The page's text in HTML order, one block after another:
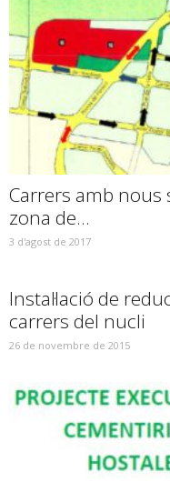
Carrers amb nous
zona de...
3 d'agost de 2017
Instal·lació de
carrers del nucli
26 de novembre de 2015